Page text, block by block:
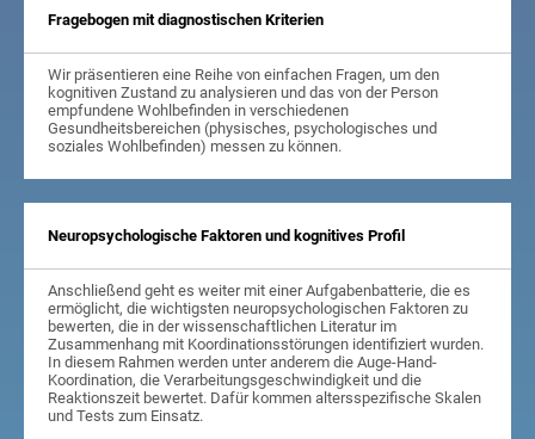
Fragebogen mit diagnostischen Kriterien
Wir präsentieren eine Reihe von einfachen Fragen, um den
kognitiven Zustand zu analysieren und das von der Person
empfundene Wohlbefinden in verschiedenen
Gesundheitsbereichen (physisches, psychologisches und
soziales Wohlbefinden) messen zu können.
Neuropsychologische Faktoren und kognitives Profil
Anschließend geht es weiter mit einer Aufgabenbatterie, die es
ermöglicht, die wichtigsten neuropsychologischen Faktoren zu
bewerten, die in der wissenschaftlichen Literatur im
Zusammenhang mit Koordinationsstörungen identifiziert wurden.
In diesem Rahmen werden unter anderem die Auge-Hand-
Koordination, die Verarbeitungsgeschwindigkeit und die
Reaktionszeit bewertet. Dafür kommen altersspezifische Skalen
und Tests zum Einsatz.